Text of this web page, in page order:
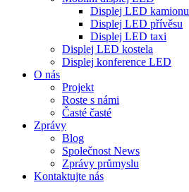
Displej LED kamionu
Displej LED přívěsu
Displej LED taxi
Displej LED kostela
Displej konference LED
O nás
Projekt
Roste s námi
Časté časté
Zprávy
Blog
Společnost News
Zprávy průmyslu
Kontaktujte nás